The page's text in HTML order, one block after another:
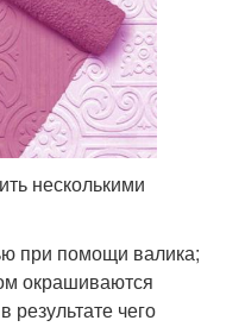
несколькими
при помощи валика;
окрашиваются
результате чего